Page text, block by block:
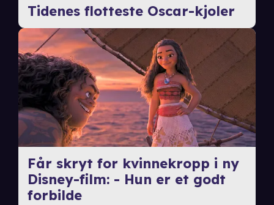
Tidenes flotteste Oscar-kjoler
Får skryt for kvinnekropp i ny
Disney-film: - Hun er et godt
forbilde